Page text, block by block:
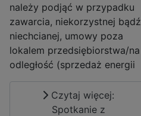
należy podjąć w przypadku
zawarcia, niekorzystnej bądź
niechcianej, umowy poza
lokalem przedsiębiorstwa/na
odległość (sprzedaż energii
Czytaj więcej:
Spotkanie z